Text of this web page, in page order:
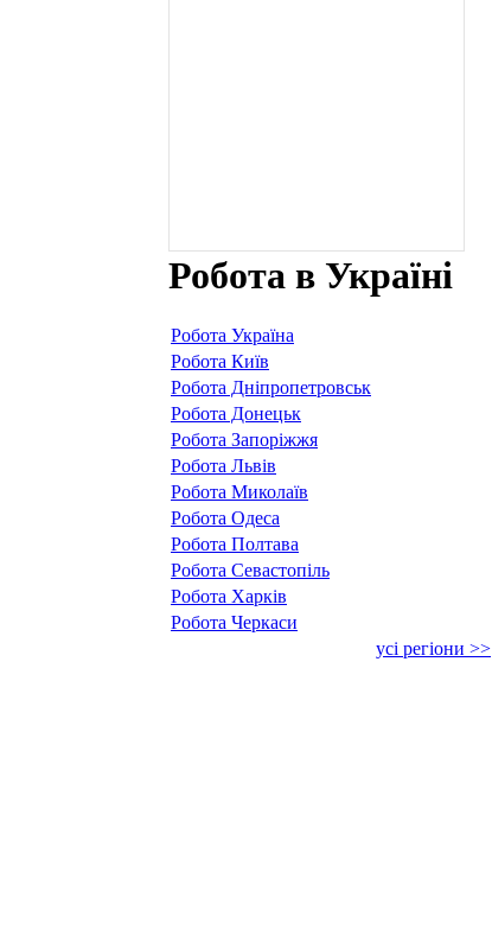
Робота в Україні
Робота Україна
Робота Київ
Робота Дніпропетровськ
Робота Донецьк
Робота Запоріжжя
Робота Львів
Робота Миколаїв
Робота Одеса
Робота Полтава
Робота Севастопіль
Робота Харків
Робота Черкаси
усі регіони >>